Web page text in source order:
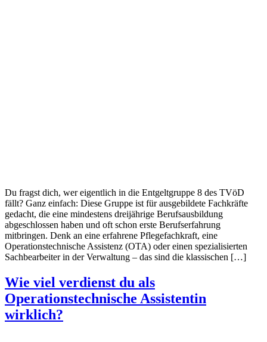
Du fragst dich, wer eigentlich in die Entgeltgruppe 8 des TVöD
fällt? Ganz einfach: Diese Gruppe ist für ausgebildete Fachkräfte
gedacht, die eine mindestens dreijährige Berufsausbildung
abgeschlossen haben und oft schon erste Berufserfahrung
mitbringen. Denk an eine erfahrene Pflegefachkraft, eine
Operationstechnische Assistenz (OTA) oder einen spezialisierten
Sachbearbeiter in der Verwaltung – das sind die klassischen […]
Wie viel verdienst du als
Operationstechnische Assistentin
wirklich?